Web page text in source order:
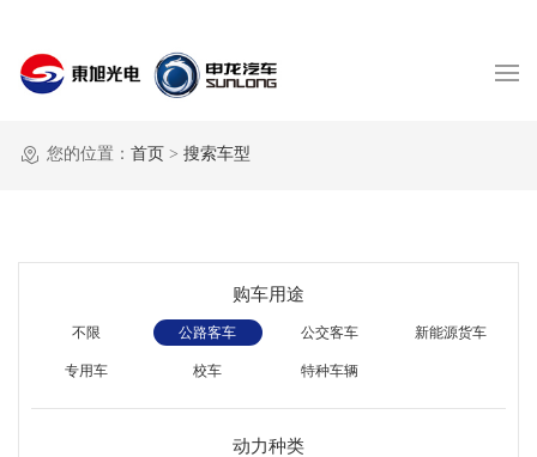
您的位置： 首页 > 搜索车型
购车用途
不限 公路客车 公交客车 新能源货车
专用车 校车 特种车辆
动力种类